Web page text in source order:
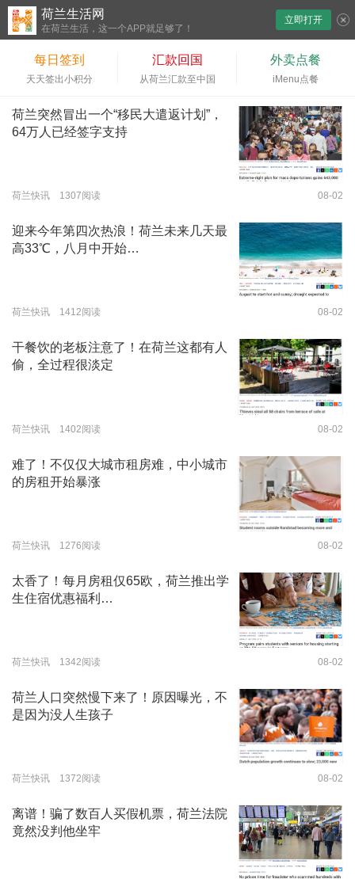
荷兰生活网
在荷兰生活，这一个APP就足够了！
立即打开
每日签到
天天签出小积分
汇款回国
从荷兰汇款至中国
外卖点餐
iMenu点餐
荷兰突然冒出一个“移民大遣返计划”，
64万人已经签字支持
荷兰快讯 1307阅读 08-02
迎来今年第四次热浪！荷兰未来几天最
高33℃，八月中开始…
荷兰快讯 1412阅读 08-02
干餐饮的老板注意了！在荷兰这都有人
偷，全过程很淡定
荷兰快讯 1402阅读 08-02
难了！不仅仅大城市租房难，中小城市
的房租开始暴涨
荷兰快讯 1276阅读 08-02
太香了！每月房租仅65欧，荷兰推出学
生住宿优惠福利…
荷兰快讯 1342阅读 08-02
荷兰人口突然慢下来了！原因曝光，不
是因为没人生孩子
荷兰快讯 1372阅读 08-02
离谱！骗了数百人买假机票，荷兰法院
竟然没判他坐牢